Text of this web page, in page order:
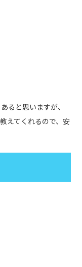
ると思いますが、
えてくれるので、安